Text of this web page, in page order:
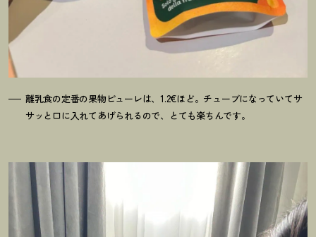
離乳食の定番の果物ピューレは、1.2€ほど。チューブになっていてサ
サッと口に入れてあげられるので、とても楽ちんです。